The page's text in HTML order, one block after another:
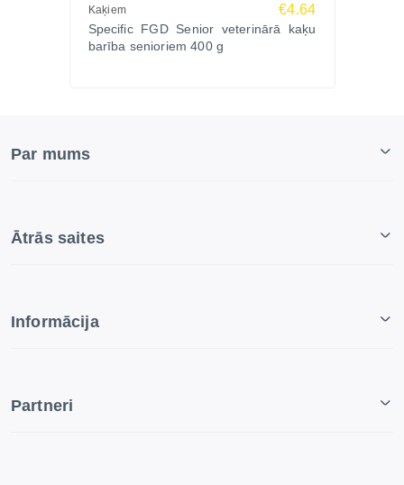
Kaķiem €4.64
Specific FGD Senior veterinārā kaķu
barība senioriem 400 g
Par mums
Ātrās saites
Informācija
Partneri